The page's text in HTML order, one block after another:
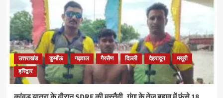
उत्तराखंड कुमाँऊ गढ़वाल गैरसैण दिल्ली देहरादून
मसूरी
हरिद्वार